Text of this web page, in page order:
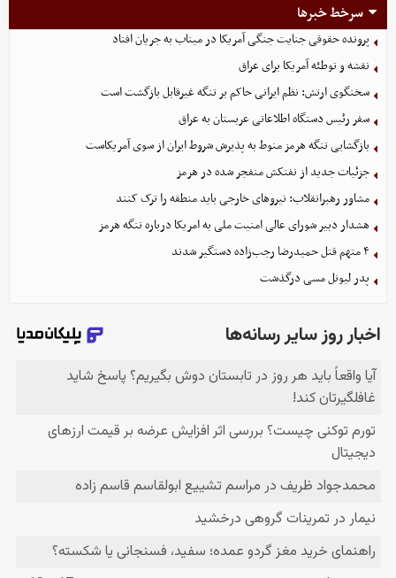
سرخط خبرها
پرونده حقوقی جنایت جنگی آمریکا در میناب به جریان افتاد
نقشه و توطئه آمریکا برای عراق
سخنگوی ارتش: نظم ایرانی حاکم بر تنگه غیرقابل بازگشت است
سفر رئیس دستگاه اطلاعاتی عربستان به عراق
بازگشایی تنگه هرمز منوط به پذیرش شروط ایران از سوی آمریکاست
جزئیات جدید از نفتکش منفجر شده در هرمز
مشاور رهبرانقلاب: نیروهای خارجی باید منطقه را ترک کنند
هشدار دبیر شورای عالی امنیت ملی به امریکا درباره تنگه هرمز
۴ متهم قتل حمیدرضا رجب‌زاده دستگیر شدند
پدر لیونل مسی درگذشت